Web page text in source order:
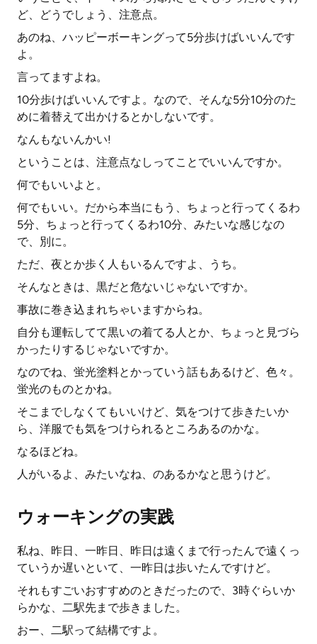
ど、どうでしょう、注意点。
あのね、ハッピーボーキングって5分歩けばいいんです
よ。
言ってますよね。
10分歩けばいいんですよ。なので、そんな5分10分のた
めに着替えて出かけるとかしないです。
なんもないんかい!
ということは、注意点なしってことでいいんですか。
何でもいいよと。
何でもいい。だから本当にもう、ちょっと行ってくるわ
5分、ちょっと行ってくるわ10分、みたいな感じなの
で、別に。
ただ、夜とか歩く人もいるんですよ、うち。
そんなときは、黒だと危ないじゃないですか。
事故に巻き込まれちゃいますからね。
自分も運転してて黒いの着てる人とか、ちょっと見づら
かったりするじゃないですか。
なのでね、蛍光塗料とかっていう話もあるけど、色々。
蛍光のものとかね。
そこまでしなくてもいいけど、気をつけて歩きたいか
ら、洋服でも気をつけられるところあるのかな。
なるほどね。
人がいるよ、みたいなね、のあるかなと思うけど。
ウォーキングの実践
私ね、昨日、一昨日、昨日は遠くまで行ったんで遠くっ
ていうか遅いといて、一昨日は歩いたんですけど。
それもすごいおすすめのときだったので、3時ぐらいか
らかな、二駅先まで歩きました。
おー、二駅って結構ですよ。